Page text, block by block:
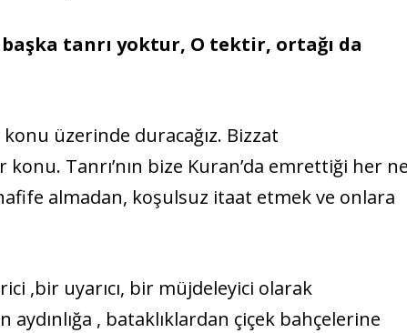
başka tanrı yoktur, O tektir, ortağı da
üzerinde duracağız. Bizzat
Tanrı’nın bize Kuran’da emrettiği her
almadan, koşulsuz itaat etmek ve onlara
,bir uyarıcı, bir müjdeleyici olarak
, bataklıklardan çiçek bahçelerine